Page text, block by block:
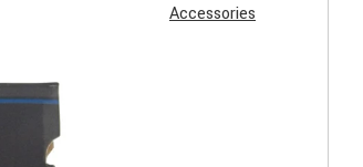
Accessories